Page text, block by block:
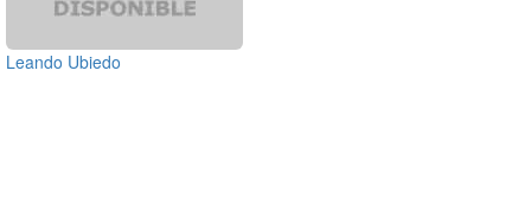
Leando Ubiedo